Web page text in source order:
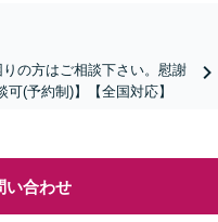
の方はご相談下さい。慰謝
(予約制)】【全国対応】
い合わせ